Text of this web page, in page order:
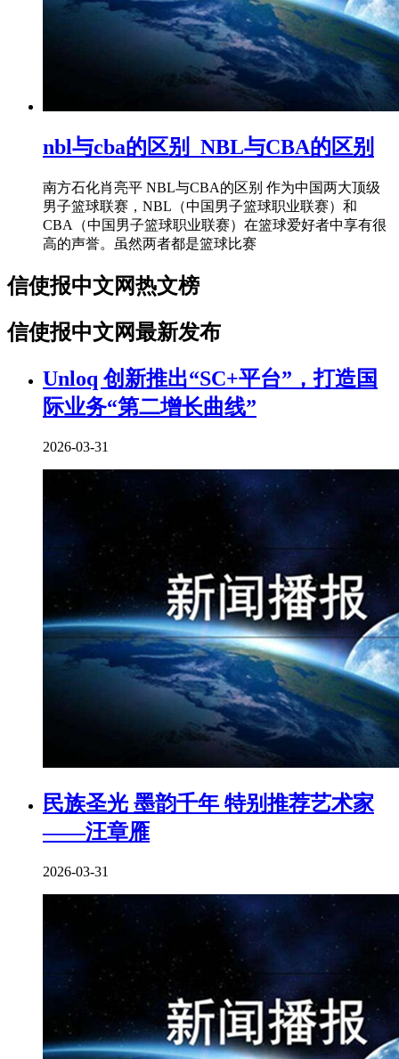
nbl与cba的区别_NBL与CBA的区别
南方石化肖亮平 NBL与CBA的区别 作为中国两大顶级
男子篮球联赛，NBL（中国男子篮球职业联赛）和
CBA（中国男子篮球职业联赛）在篮球爱好者中享有很
高的声誉。虽然两者都是篮球比赛
信使报中文网热文榜
信使报中文网最新发布
Unloq 创新推出“SC+平台”，打造国
际业务“第二增长曲线”
2026-03-31
民族圣光 墨韵千年 特别推荐艺术家
——汪章雁
2026-03-31